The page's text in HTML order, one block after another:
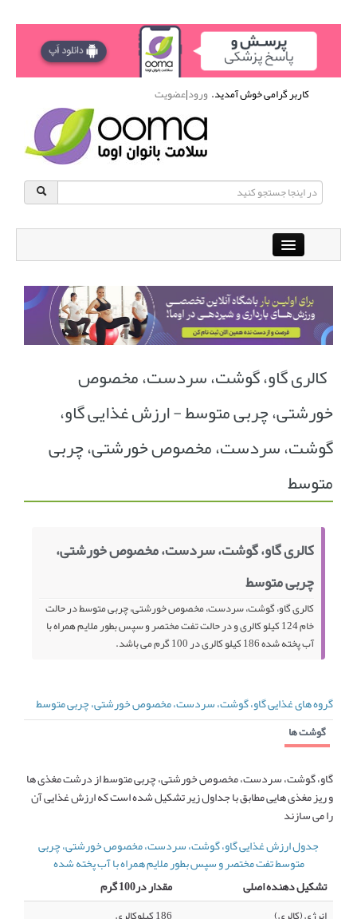
کاربر گرامی خوش آمدید.ورود|عضویت
باشگاه آنلاین ورزشی اوما
دانشنامه سلامت بانوان پرسش و پاسخ
انجمن متخصصین زنان و اوما انتخاب نام کودک
فهرست مواد غذایی اپلیکیشن بارداری و کودک اوما
کالری گاو، گوشت، سردست، مخصوص
خورشتی، چربی متوسط - ارزش غذایی گاو،
گوشت، سردست، مخصوص خورشتی، چربی
متوسط
کالری گاو، گوشت، سردست، مخصوص خورشتی،
چربی متوسط
کالری گاو، گوشت، سردست، مخصوص خورشتی، چربی متوسط در حالت
خام 124 کیلو کالری و در حالت تفت مختصر و سپس بطور ملایم همراه با
آب پخته شده 186 کیلو کالری در 100 گرم می باشد.
گروه های غذایی گاو، گوشت، سردست، مخصوص خورشتی، چربی متوسط
گوشت ها
گاو، گوشت، سردست، مخصوص خورشتی، چربی متوسط از درشت مغذی ها
و ریز مغذی هایی مطابق با جداول زیر تشکیل شده است که ارزش غذایی آن
را می سازند
جدول ارزش غذایی گاو، گوشت، سردست، مخصوص خورشتی، چربی
متوسط تفت مختصر و سپس بطور ملایم همراه با آب پخته شده
تشکیل دهنده اصلی
مقدار در100 گرم